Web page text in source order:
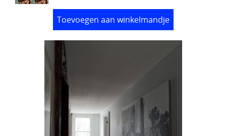
Toevoegen aan winkelmandje